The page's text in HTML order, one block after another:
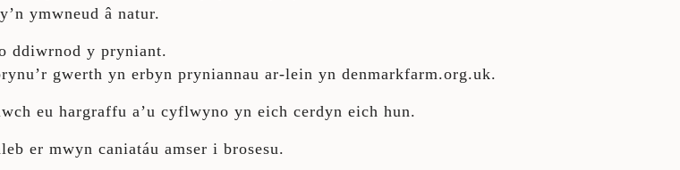
ymwneud â natur.
ddiwrnod y pryniant.
gwerth yn erbyn pryniannau ar-lein yn denmarkfarm.org.uk.
eu hargraffu a’u cyflwyno yn eich cerdyn eich hun.
er mwyn caniatáu amser i brosesu.